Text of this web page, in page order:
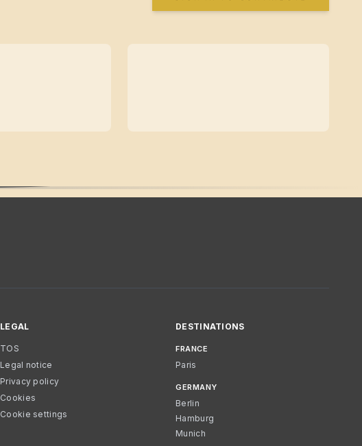
LEGAL
TOS
Legal notice
Privacy policy
Cookies
Cookie settings
DESTINATIONS
FRANCE
Paris
GERMANY
Berlin
Hamburg
Munich